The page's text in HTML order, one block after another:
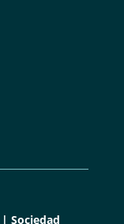
Sociedad